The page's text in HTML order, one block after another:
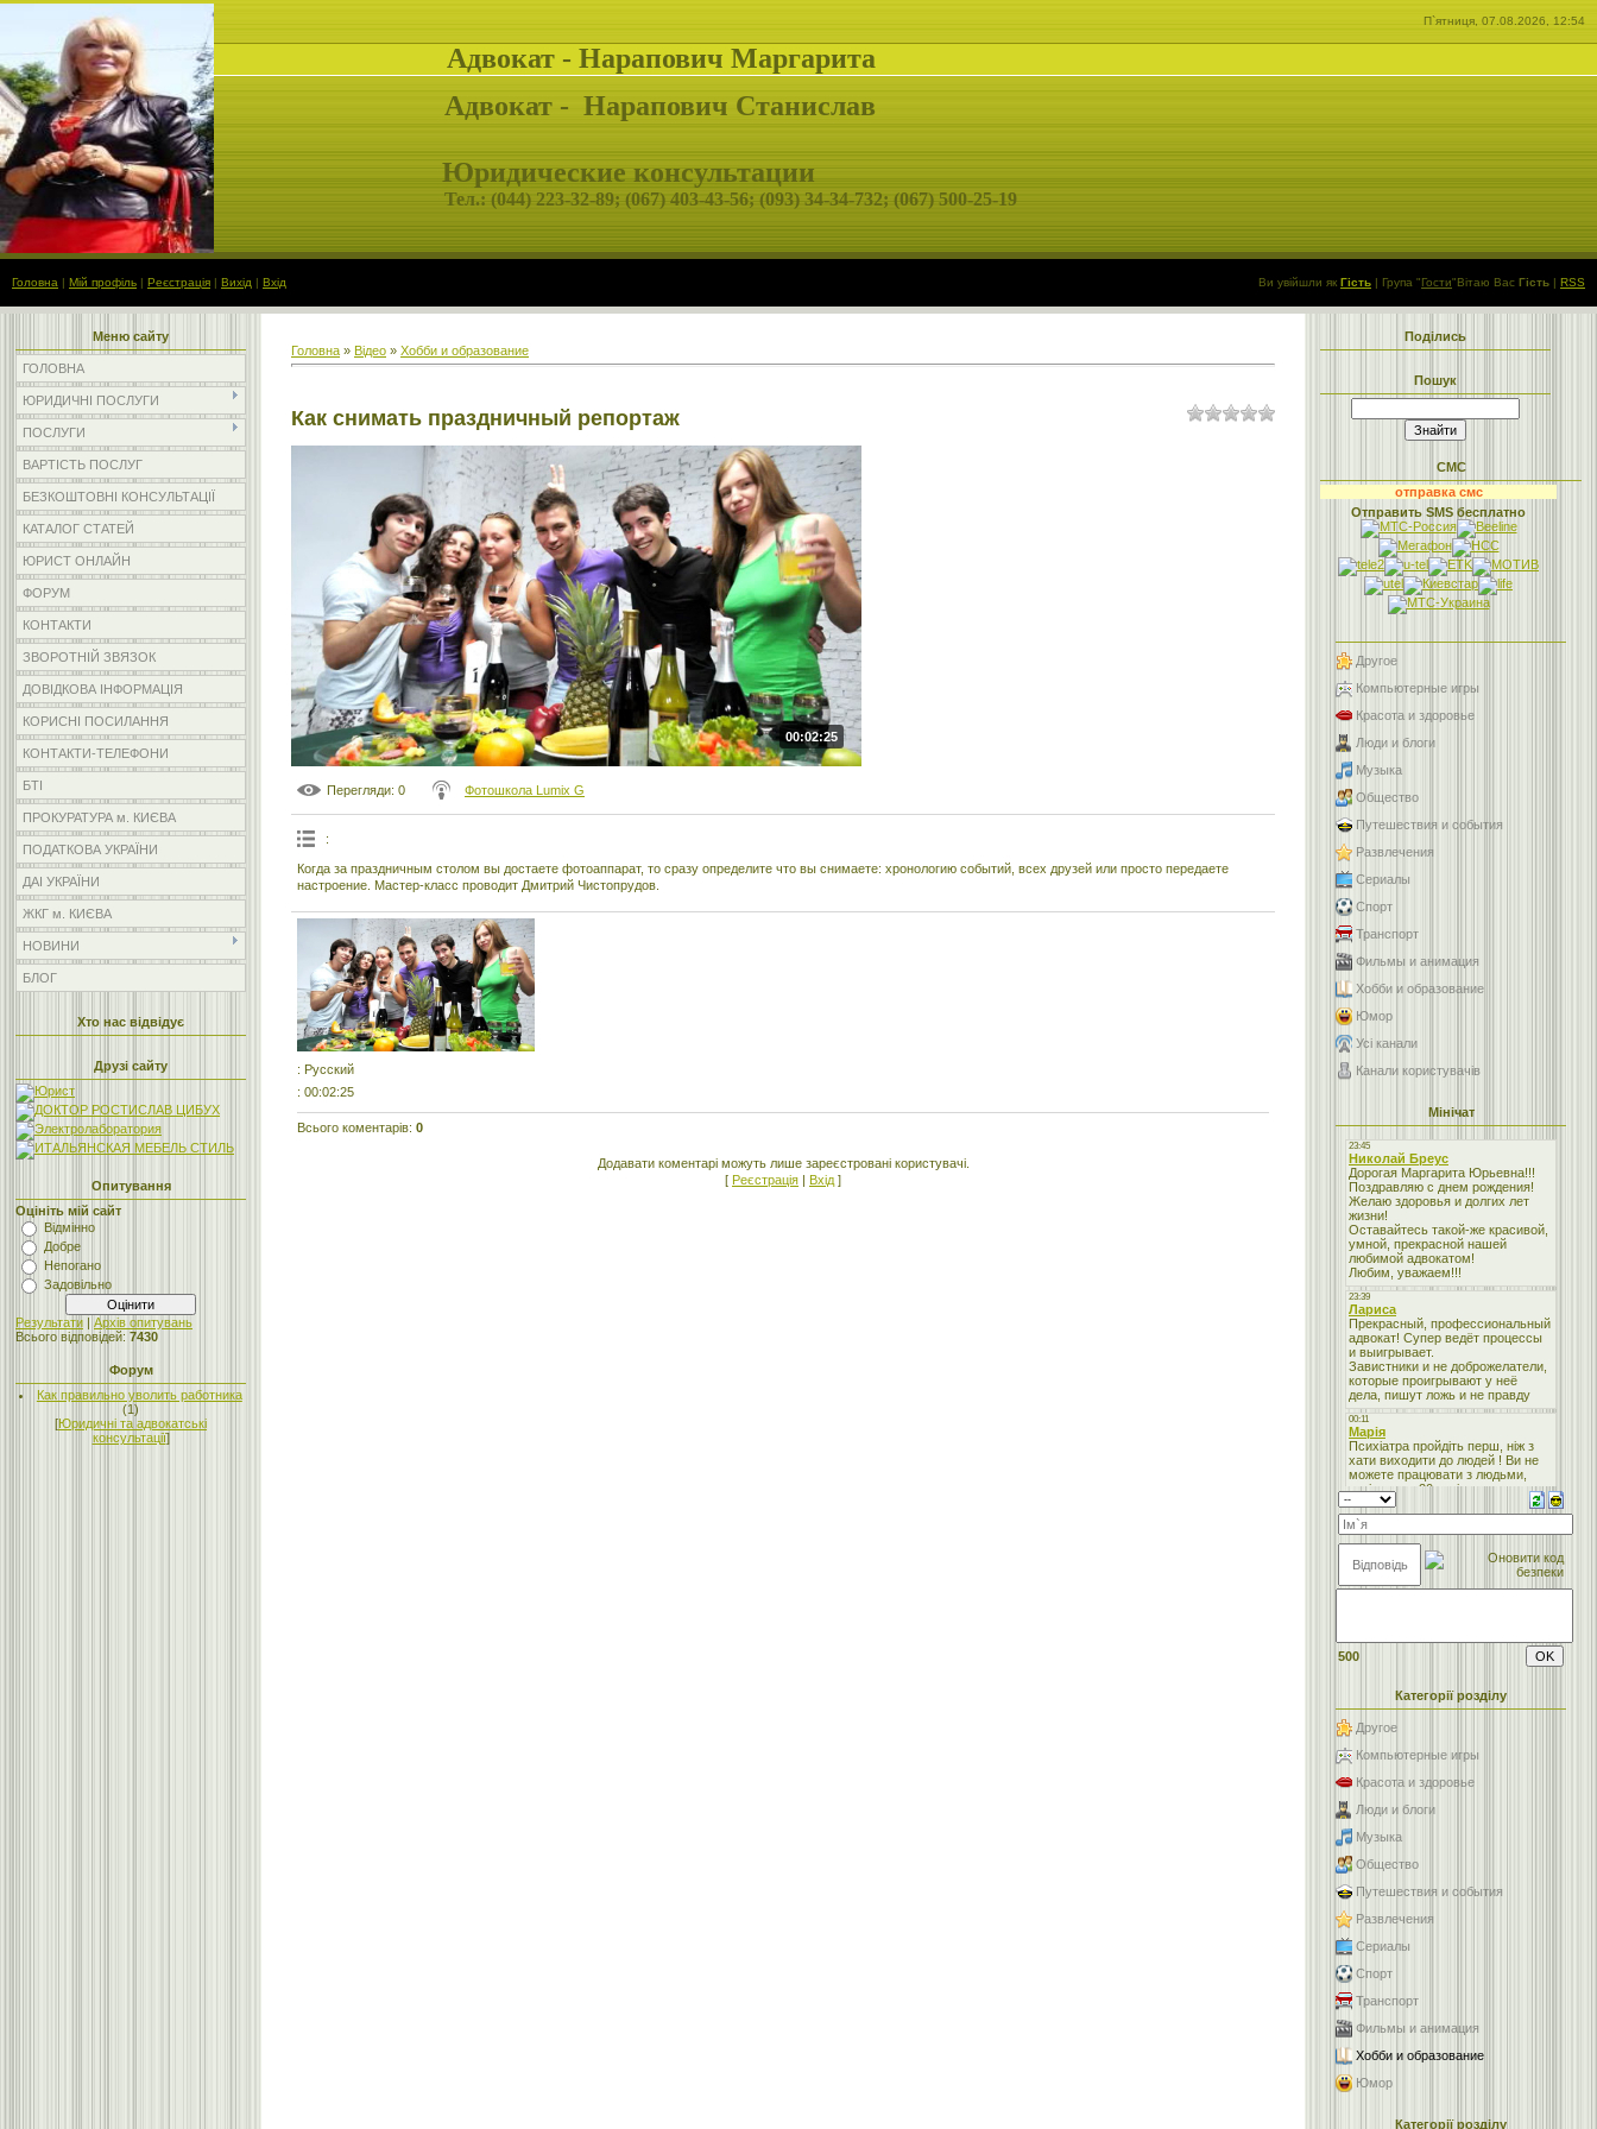
П`ятниця, 07.08.2026, 12:54
Адвокат - Нарапович Маргарита
Адвокат - Нарапович Станислав
Юридические консультации
Тел.: (044) 223-32-89;(067) 403-43-56; (093) 34-34-732; (067) 500-25-19
Головна | Мій профіль | Реєстрація | Вихід | Вхід Ви увійшли як Гість | Група "Гости"Вітаю Вас Гість | RSS
Меню сайту
ГОЛОВНА
ЮРИДИЧНІ ПОСЛУГИ
ПОСЛУГИ
ВАРТІСТЬ ПОСЛУГ
БЕЗКОШТОВНІ КОНСУЛЬТАЦІЇ
КАТАЛОГ СТАТЕЙ
ЮРИСТ ОНЛАЙН
ФОРУМ
КОНТАКТИ
ЗВОРОТНІЙ ЗВЯЗОК
ДОВІДКОВА ІНФОРМАЦІЯ
КОРИСНІ ПОСИЛАННЯ
КОНТАКТИ-ТЕЛЕФОНИ
БТІ
ПРОКУРАТУРА м. КИЄВА
ПОДАТКОВА УКРАЇНИ
ДАІ УКРАЇНИ
ЖКГ м. КИЄВА
НОВИНИ
БЛОГ
Хто нас відвідує
Друзі сайту
Опитування
Оцініть мій сайт
Відмінно
Добре
Непогано
Задовільно
Результати | Архів опитувань
Всього відповідей: 7430
Форум
Как правильно уволить работника
(1)
[Юридичні та адвокатські
консультації]
Головна » Відео » Хобби и образование
Как снимать праздничный репортаж
00:02:25
Перегляди: 0 Фотошкола Lumix G
:
Когда за праздничным столом вы достаете фотоаппарат, то сразу определите что вы снимаете: хронологию событий, всех друзей или просто передаете
настроение. Мастер-класс проводит Дмитрий Чистопрудов.
: Русский
: 00:02:25
Всього коментарів: 0
Додавати коментарі можуть лише зареєстровані користувачі.
[ Реєстрація | Вхід ]
Поділись
Пошук
СМС
отправка смс
Отправить SMS бесплатно
Другое
Компьютерные игры
Красота и здоровье
Люди и блоги
Музыка
Общество
Путешествия и события
Развлечения
Сериалы
Спорт
Транспорт
Фильмы и анимация
Хобби и образование
Юмор
Усі канали
Канали користувачів
Мінічат
500
Категорії розділу
Другое
Компьютерные игры
Красота и здоровье
Люди и блоги
Музыка
Общество
Путешествия и события
Развлечения
Сериалы
Спорт
Транспорт
Фильмы и анимация
Хобби и образование
Юмор
Категорії розділу